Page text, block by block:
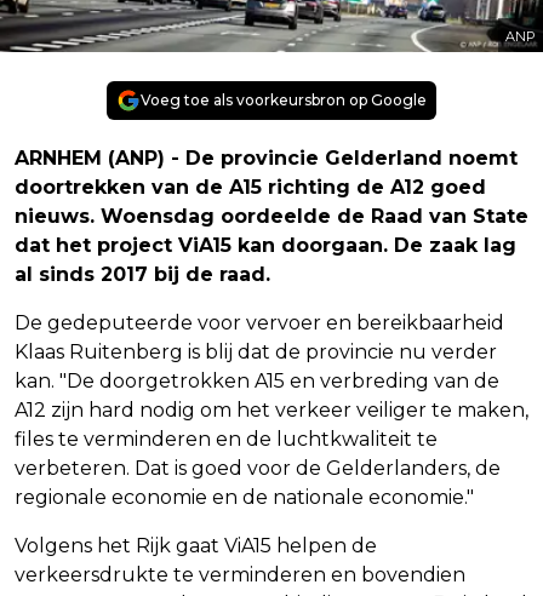
ANP
Voeg toe als voorkeursbron op Google
ARNHEM (ANP) - De provincie Gelderland noemt
doortrekken van de A15 richting de A12 goed
nieuws. Woensdag oordeelde de Raad van State
dat het project ViA15 kan doorgaan. De zaak lag
al sinds 2017 bij de raad.
De gedeputeerde voor vervoer en bereikbaarheid
Klaas Ruitenberg is blij dat de provincie nu verder
kan. "De doorgetrokken A15 en verbreding van de
A12 zijn hard nodig om het verkeer veiliger te maken,
files te verminderen en de luchtkwaliteit te
verbeteren. Dat is goed voor de Gelderlanders, de
regionale economie en de nationale economie."
Volgens het Rijk gaat ViA15 helpen de
verkeersdrukte te verminderen en bovendien